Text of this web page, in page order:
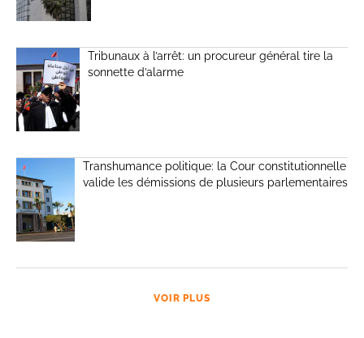
Tribunaux à l’arrêt: un procureur général tire la
sonnette d’alarme
Transhumance politique: la Cour constitutionnelle
valide les démissions de plusieurs parlementaires
VOIR PLUS